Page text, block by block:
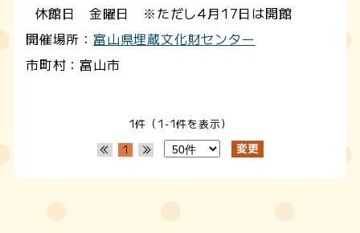
休館日 金曜日 ※ただし4月17日は開館
開催場所： 富山県埋蔵文化財センター
市町村：富山市
1件（1-1件を表示）
1